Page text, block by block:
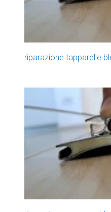
riparazione tapparelle